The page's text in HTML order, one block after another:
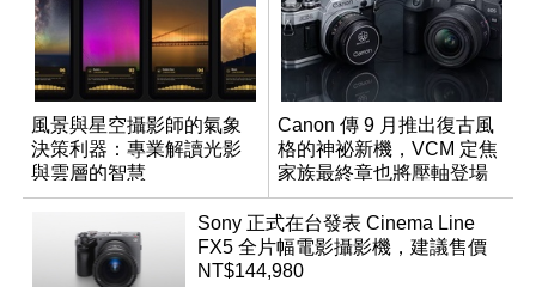
風景與星空攝影師的氣象
決策利器：專業解讀光影
與雲層的智慧
App「Atmos」登場
Canon 傳 9 月推出復古風
格的神祕新機，VCM 定焦
家族最終章也將壓軸登場
Sony 正式在台發表 Cinema Line
FX5 全片幅電影攝影機，建議售價
NT$144,980